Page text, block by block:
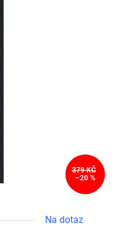
Na dotaz
379 KČ
–20 %